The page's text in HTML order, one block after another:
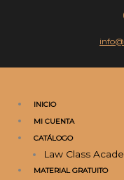
INICIO
MI CUENTA
CATÁLOGO
Law Class
MATERIAL GRATUITO